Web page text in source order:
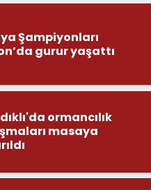
Şampiyonları
gurur yaşattı
ormancılık
masaya